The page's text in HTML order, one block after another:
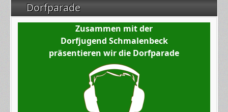
Dorfparade
Zusammen mit der
Dorfjugend Schmalenbeck
präsentieren wir die Dorfparade